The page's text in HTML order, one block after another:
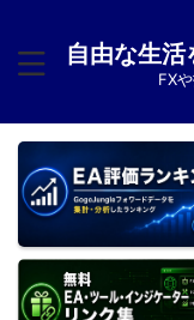
自由な生
FX